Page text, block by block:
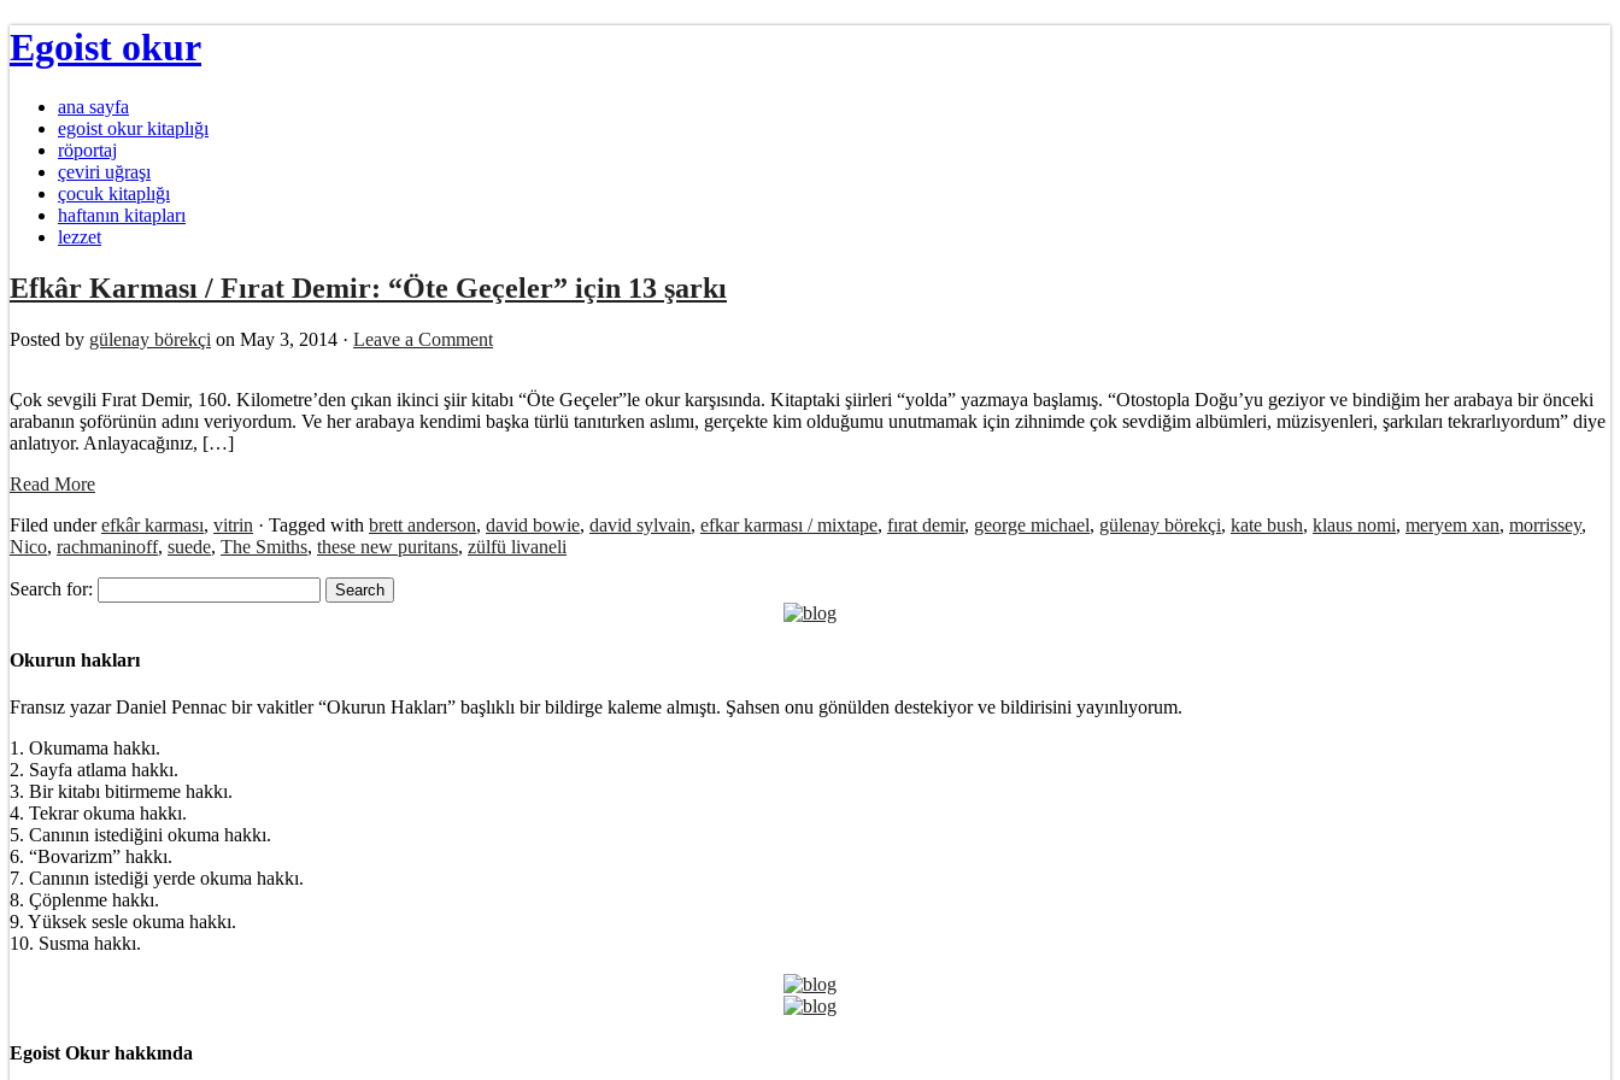
Egoist okur
ana sayfa
egoist okur kitaplığı
röportaj
çeviri uğraşı
çocuk kitaplığı
haftanın kitapları
lezzet
Efkâr Karması / Fırat Demir: “Öte Geçeler” için 13 şarkı
Posted by gülenay börekçi on May 3, 2014 · Leave a Comment
Çok sevgili Fırat Demir, 160. Kilometre’den çıkan ikinci şiir kitabı “Öte Geçeler”le okur karşısında. Kitaptaki şiirleri “yolda” yazmaya başlamış. “Otostopla Doğu’yu geziyor ve bindiğim her arabaya bir önceki
arabanın şoförünün adını veriyordum. Ve her arabaya kendimi başka türlü tanıtırken aslımı, gerçekte kim olduğumu unutmamak için zihnimde çok sevdiğim albümleri, müzisyenleri, şarkıları tekrarlıyordum” diye
anlatıyor. Anlayacağınız, […]
Read More
Filed underefkâr karması, vitrin · Tagged with brett anderson, david bowie, david sylvain, efkar karması / mixtape, fırat demir, george michael, gülenay börekçi, kate bush, klaus nomi, meryem xan, morrissey,
Nico, rachmaninoff, suede, The Smiths, these new puritans, zülfü livaneli
Search for:
Okurun hakları
Fransız yazar Daniel Pennac bir vakitler “Okurun Hakları” başlıklı bir bildirge kaleme almıştı. Şahsen onu gönülden destekiyor ve bildirisini yayınlıyorum.
1. Okumama hakkı.
2. Sayfa atlama hakkı.
3. Bir kitabı bitirmeme hakkı.
4. Tekrar okuma hakkı.
5. Canının istediğini okuma hakkı.
6. “Bovarizm” hakkı.
7. Canının istediği yerde okuma hakkı.
8. Çöplenme hakkı.
9. Yüksek sesle okuma hakkı.
10. Susma hakkı.
Egoist Okur hakkında